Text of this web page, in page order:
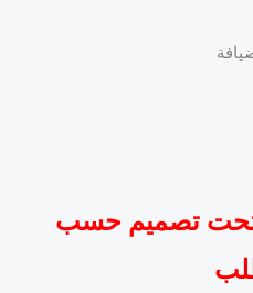
تحت تصميم حسب